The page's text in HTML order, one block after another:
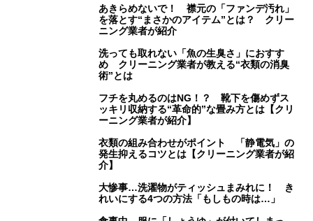
あきらめないで！ 襟元の「ファンデ汚れ」
を落とす“まさかのアイテム”とは？ クリー
ニング業者が紹介
洗っても取れない「魚の生臭さ」におすす
め クリーニング業者が教える“衣類の消臭
術”とは
フチを丸めるのはNG！？ 靴下を傷めずス
ッキリ収納する“革命的”な畳み方とは【クリ
ーニング業者が紹介】
衣類の組み合わせがポイント 「静電気」の
発生抑えるコツとは【クリーニング業者が紹
介】
大惨事…洗濯物がティッシュまみれに！ き
れいにする4つの方法「もしもの時は…」